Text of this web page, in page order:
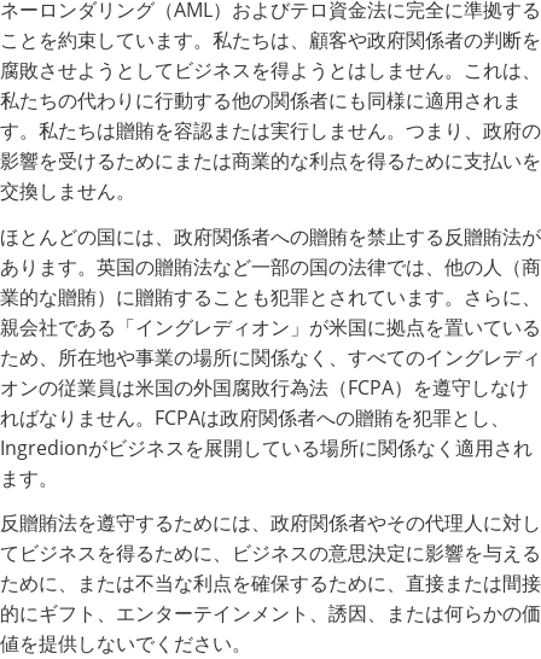
ネーロンダリング（AML）およびテロ資金法に完全に準拠する
ことを約束しています。私たちは、顧客や政府関係者の判断を
腐敗させようとしてビジネスを得ようとはしません。これは、
私たちの代わりに行動する他の関係者にも同様に適用されま
す。私たちは贈賄を容認または実行しません。つまり、政府の
影響を受けるためにまたは商業的な利点を得るために支払いを
交換しません。
ほとんどの国には、政府関係者への贈賄を禁止する反贈賄法が
あります。英国の贈賄法など一部の国の法律では、他の人（商
業的な贈賄）に贈賄することも犯罪とされています。さらに、
親会社である「イングレディオン」が米国に拠点を置いている
ため、所在地や事業の場所に関係なく、すべてのイングレディ
オンの従業員は米国の外国腐敗行為法（FCPA）を遵守しなけ
ればなりません。FCPAは政府関係者への贈賄を犯罪とし、
Ingredionがビジネスを展開している場所に関係なく適用され
ます。
反贈賄法を遵守するためには、政府関係者やその代理人に対し
てビジネスを得るために、ビジネスの意思決定に影響を与える
ために、または不当な利点を確保するために、直接または間接
的にギフト、エンターテインメント、誘因、または何らかの価
値を提供しないでください。